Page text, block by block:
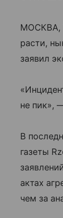
МОСКВА,
расти,
заявил
не пик»,
В
газеты
актах
чем за